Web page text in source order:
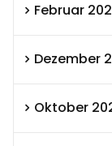
Februar
Dezember
Oktober